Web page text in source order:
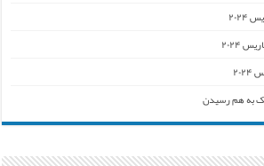
۲۰۲۴
به هم رسیدن